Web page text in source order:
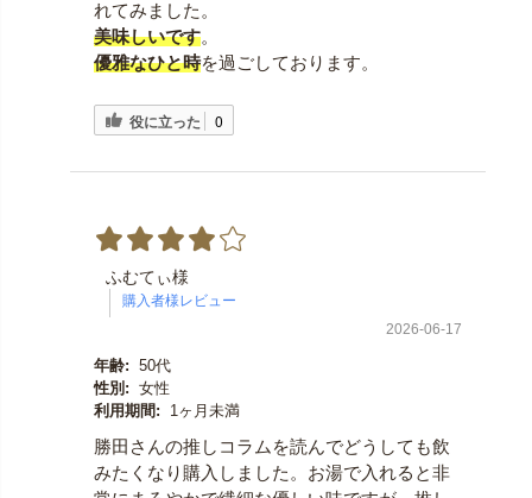
れてみました。
美味しいです。
優雅なひと時を過ごしております。
役に立った 0
ふむてぃ様
2026-06-17
年齢: 50代
性別: 女性
利用期間:
1ヶ月未満
勝田さんの推しコラムを読んでどうしても飲
みたくなり購入しました。お湯で入れると非